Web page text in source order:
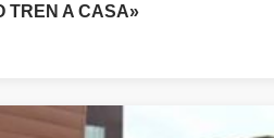
TREN A CASA»